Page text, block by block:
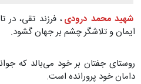
شهید محمد درودی
ایمان و تلاشگر چشم بر جهان گشود.
روستای جفتان بر خود می‌بالد که
دامان خود پرورانده است.